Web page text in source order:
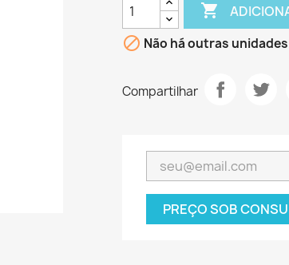

 Não há outras
Compartilhar
PREÇO SOB